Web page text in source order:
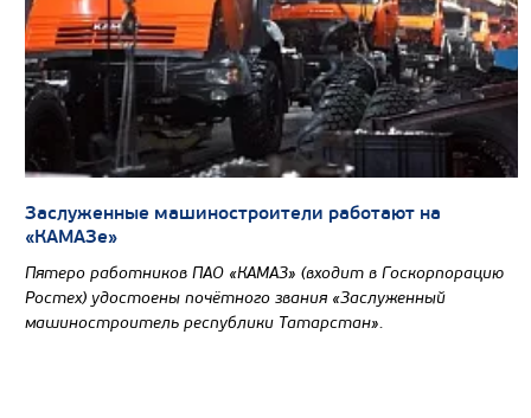
Заслуженные машиностроители работают на
«КАМАЗе»
Пятеро работников ПАО «КАМАЗ» (входит в Госкорпорацию
Ростех) удостоены почётного звания «Заслуженный
машиностроитель республики Татарстан».